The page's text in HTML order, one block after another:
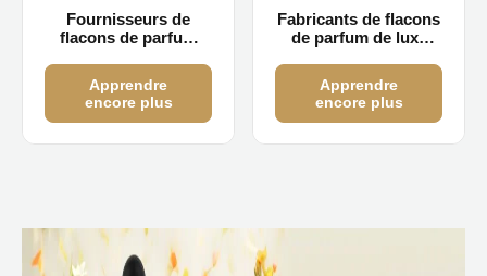
Fournisseurs de
flacons de parfum
Apprendre
encore plus
Fabricants de flacons
de parfum de luxe
Apprendre
encore plus